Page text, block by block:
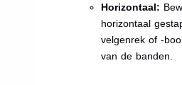
Horizontaal:
horizontaal
velgenrek of -
van de banden.